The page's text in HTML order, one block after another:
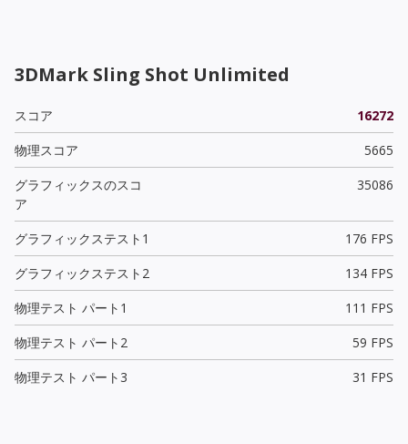
3DMark Sling Shot Unlimited
スコア
16272
物理スコア
5665
グラフィックスのスコ
ア
35086
グラフィックステスト1
176 FPS
グラフィックステスト2
134 FPS
物理テスト パート1
111 FPS
物理テスト パート2
59 FPS
物理テスト パート3
31 FPS